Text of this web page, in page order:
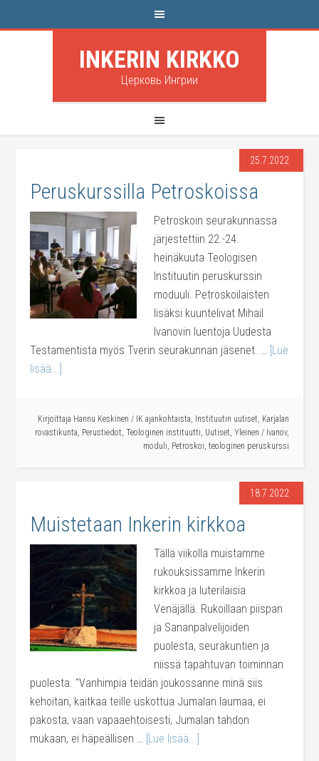
INKERIN KIRKKO
Церковь Ингрии
25.7.2022
Peruskurssilla Petroskoissa
Petroskoin seurakunnassa
järjestettiin 22.-24.
heinäkuuta Teologisen
Instituutin peruskurssin
moduuli. Petroskoilaisten
lisäksi kuuntelivat Mihail
Ivanovin luentoja Uudesta
Testamentista myös Tverin seurakunnan jäsenet. … [Lue
lisää...]
Kirjoittaja Hannu Keskinen / IK ajankohtaista, Instituutin uutiset, Karjalan
rovastikunta, Perustiedot, Teologinen instituutti, Uutiset, Yleinen / Ivanov,
moduli, Petroskoi, teologinen peruskurssi
18.7.2022
Muistetaan Inkerin kirkkoa
Tällä viikolla muistamme
rukouksissamme Inkerin
kirkkoa ja luterilaisia
Venäjällä. Rukoillaan piispan
ja Sananpalvelijoiden
puolesta, seurakuntien ja
niissä tapahtuvan toiminnan
puolesta. "Vanhimpia teidän joukossanne minä siis
kehoitan, kaitkaa teille uskottua Jumalan laumaa, ei
pakosta, vaan vapaaehtoisesti, Jumalan tahdon
mukaan, ei häpeällisen … [Lue lisää...]